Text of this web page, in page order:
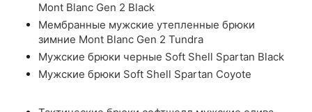
Mont Blanc Gen 2 Black
Мембранные мужские утепленные брюки
зимние Mont Blanc Gen 2 Tundra
Мужские брюки черные Soft Shell Spartan Black
Мужские брюки Soft Shell Spartan Coyote